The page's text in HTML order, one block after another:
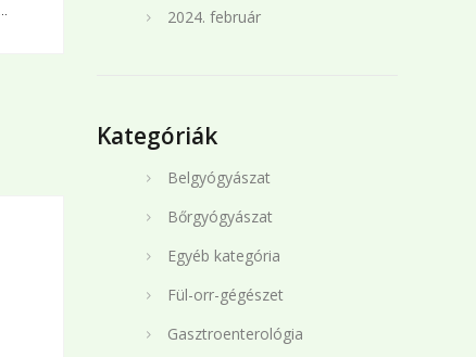
2024. február
Kategóriák
Belgyógyászat
Bőrgyógyászat
Egyéb kategória
Fül-orr-gégészet
Gasztroenterológia